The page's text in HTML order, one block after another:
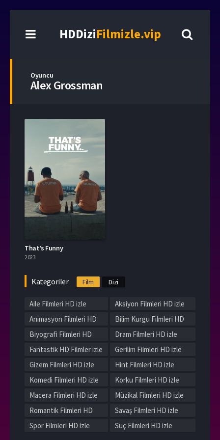
HDDiziFilmizle.vip
Oyuncu
Alex Grossman
That’s Funny
2023
Kategoriler Film Dizi
Aile Filmleri HD izle
Aksiyon Filmleri HD izle
Animasyon Filmleri HD
izle
Bilim Kurgu Filmleri HD
izle
Biyografi Filmleri HD
izle
Dram Filmleri HD izle
Fantastik HD Filmler izle
Gerilim Filmleri HD izle
Gizem Filmleri HD izle
Hint Filmleri HD izle
Komedi Filmleri HD izle
Korku Filmleri HD izle
Macera Filmleri HD izle
Müzikal Filmleri HD izle
Romantik Filmleri HD
izle
Savaş Filmleri HD izle
Spor Filmleri HD izle
Suç Filmleri HD izle